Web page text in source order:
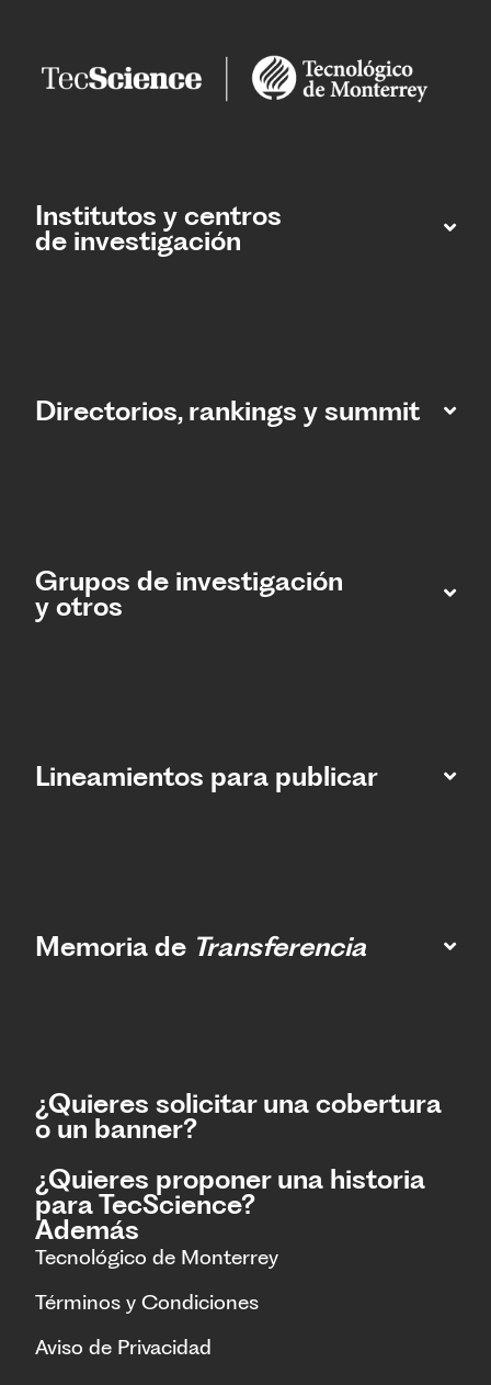
Institutos y centros
de investigación
Directorios, rankings y summit
Grupos de investigación
y otros
Lineamientos para publicar
Memoria de Transferencia
¿Quieres solicitar una cobertura
o un banner?
¿Quieres proponer una historia
para TecScience?
Además
Tecnológico de Monterrey
Términos y Condiciones
Aviso de Privacidad